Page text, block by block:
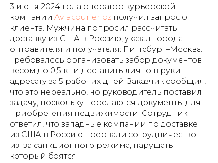
3 июня 2024 года оператор курьерской
компании Aviacourier.bz получил запрос от
клиента. Мужчина попросил рассчитать
доставку из США в Россию, указал города
отправителя и получателя: Питтсбург–Москва.
Требовалось организовать забор документов
весом до 0,5 кг и доставить лично в руки
адресату за 5 рабочих дней. Заказчик сообщил,
что это нереально, но руководитель поставил
задачу, поскольку передаются документы для
приобретения недвижимости. Сотрудник
ответил, что западные компании по доставке
из США в Россию прервали сотрудничество
из–за санкционного режима, нарушать
который боятся.